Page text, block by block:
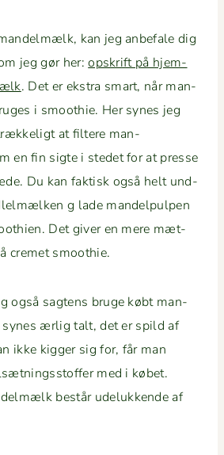
kan jeg anbe­fale dig
jeg gør her:opskrift på hjem­
. Det er ekstra smart, når man­
i smooth­ie. Her synes jeg
at fil­tere man­
en fin sigte i stedet for at presse
Du kan fak­tisk også helt und­
g lade man­delpulpen
Det giv­er en mere mæt­
cremet smoothie.
også sagtens bruge købt man­
ærlig talt, det er spild af
ikke kig­ger sig for, får man
med i købet.
består udelukkende af